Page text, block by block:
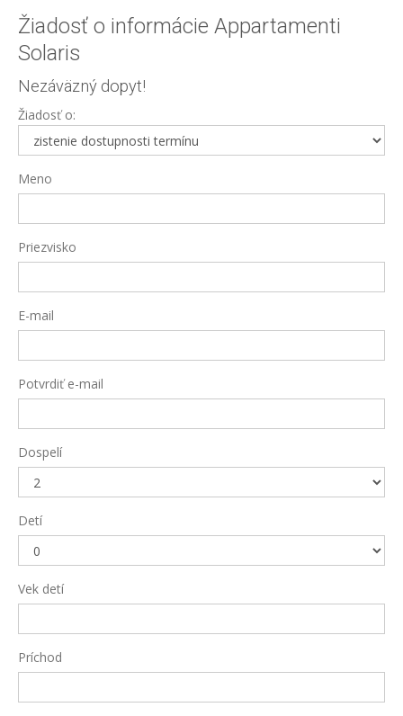
Žiadosť o informácie Appartamenti
Solaris
Nezáväzný dopyt!
Žiadosť o:
Meno
Priezvisko
E-mail
Potvrdiť e-mail
Dospelí
Detí
Vek detí
Príchod